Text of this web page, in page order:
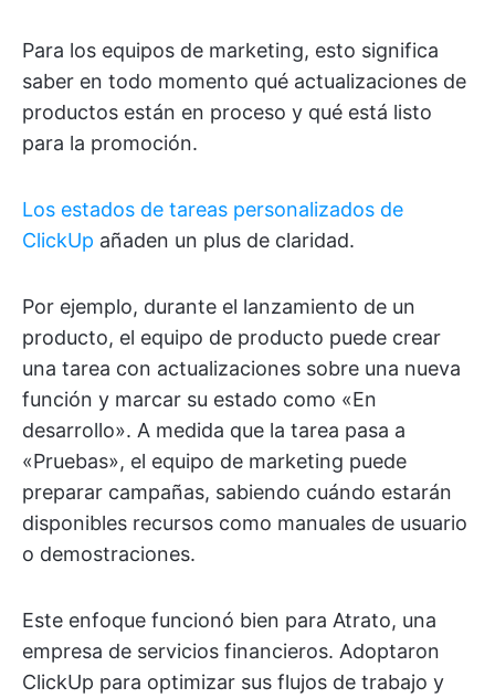
Para los equipos de marketing, esto significa
saber en todo momento qué actualizaciones de
productos están en proceso y qué está listo
para la promoción.
Los estados de tareas personalizados de
ClickUp añaden un plus de claridad.
Por ejemplo, durante el lanzamiento de un
producto, el equipo de producto puede crear
una tarea con actualizaciones sobre una nueva
función y marcar su estado como «En
desarrollo». A medida que la tarea pasa a
«Pruebas», el equipo de marketing puede
preparar campañas, sabiendo cuándo estarán
disponibles recursos como manuales de usuario
o demostraciones.
Este enfoque funcionó bien para Atrato, una
empresa de servicios financieros. Adoptaron
ClickUp para optimizar sus flujos de trabajo y